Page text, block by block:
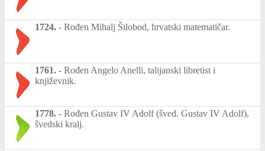
1724. - Rođen Mihalj Šilobod, hrvatski matematičar.
1761. - Rođen Angelo Anelli, talijanski libretist i
književnik.
1778. - Rođen Gustav IV Adolf (šved. Gustav IV Adolf),
švedski kralj.